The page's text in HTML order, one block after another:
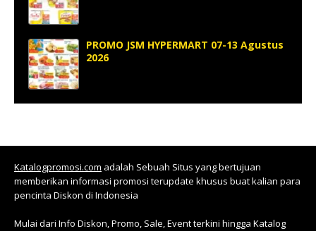
PROMO JSM HYPERMART 07-13 Agustus
2026
Katalogpromosi.com adalah Sebuah Situs yang bertujuan
memberikan informasi promosi terupdate khusus buat kalian para
pencinta Diskon di Indonesia
Mulai dari Info Diskon, Promo, Sale, Event terkini hingga Katalog